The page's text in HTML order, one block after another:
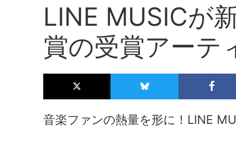
LINE MUSICが
賞の受賞アーテ
音楽ファンの熱量を形に！LINE